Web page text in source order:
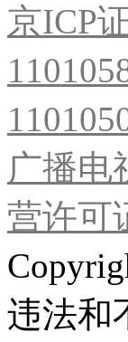
京ICP
广播电
营许可
违法和